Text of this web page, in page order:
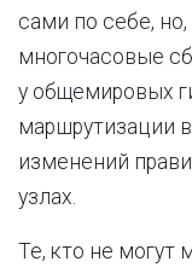
сами по себе,
многочасовые
у общемировых
маршрутизации
изменений
узлах.
Те, кто не могут